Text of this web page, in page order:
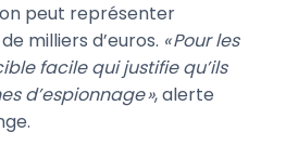
peut représenter
milliers d’euros. « Pour les
facile qui justifie qu’ils
d’espionnage », alerte